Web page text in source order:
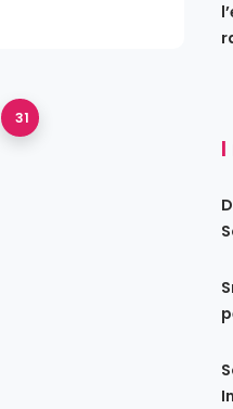
31